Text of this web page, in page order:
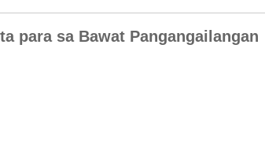
para sa Bawat Pangangailangan